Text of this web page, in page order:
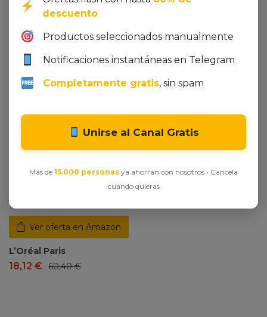
Ver oferta en Amazon
Dto. -70%
L’Oréal Paris
18,12 € 60,40€
descuento
Productos seleccionados manualmente
Notificaciones instantáneas en Telegram
Completamente gratis, sin spam
Unirse al Canal Gratis
Más de 15.000 personas ya ahorran con nosotros • Cancela
cuando quieras